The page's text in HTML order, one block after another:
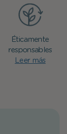
Éticamente
responsables
Leer más